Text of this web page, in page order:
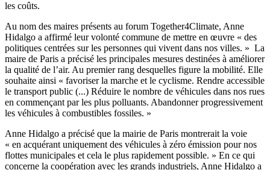
les coûts.
Au nom des maires présents au forum Together4Climate, Anne
Hidalgo a affirmé leur volonté commune de mettre en œuvre « des
politiques centrées sur les personnes qui vivent dans nos villes. » La
maire de Paris a précisé les principales mesures destinées à améliorer
la qualité de l’air. Au premier rang desquelles figure la mobilité. Elle
souhaite ainsi « favoriser la marche et le cyclisme. Rendre accessible
le transport public (...) Réduire le nombre de véhicules dans nos rues
en commençant par les plus polluants. Abandonner progressivement
les véhicules à combustibles fossiles. »
Anne Hidalgo a précisé que la mairie de Paris montrerait la voie
« en acquérant uniquement des véhicules à zéro émission pour nos
flottes municipales et cela le plus rapidement possible. » En ce qui
concerne la coopération avec les grands industriels, Anne Hidalgo a